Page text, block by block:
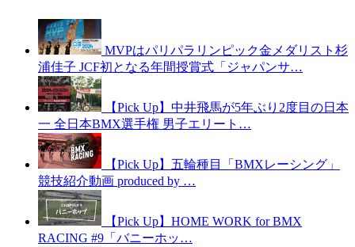
MVPはパリパラリンピック金メダリスト杉
浦佳子 JCF初となる年間授賞式「ジャパンサ…
【Pick Up】中井飛馬が5年ぶり2度目の日本
一 全日本BMX選手権 男子エリート…
【Pick Up】五輪種目「BMXレーシング」
競技紹介動画 produced by …
【Pick Up】HOME WORK for BMX
RACING #9「バニーホッ…